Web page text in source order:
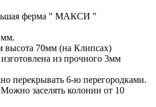
ферма " МАКСИ "
мм.
70мм (на Клипсах)
из прочного 3мм
перекрывать 6-ю перегородками.
заселять колонии от 10